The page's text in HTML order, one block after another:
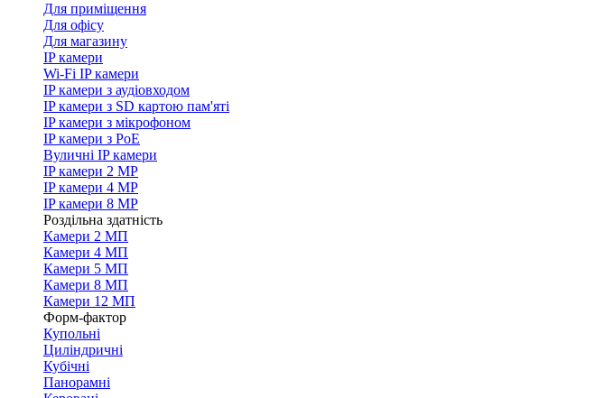
Для приміщення
Для офісу
Для магазину
IP камери
Wi-Fi IP камери
IP камери з аудіовходом
IP камери з SD картою пам'яті
IP камери з мікрофоном
IP камери з PoE
Вуличні IP камери
IP камери 2 MP
IP камери 4 MP
IP камери 8 MP
Роздільна здатність
Камери 2 МП
Камери 4 МП
Камери 5 МП
Камери 8 МП
Камери 12 МП
Форм-фактор
Купольні
Циліндричні
Кубічні
Панорамні